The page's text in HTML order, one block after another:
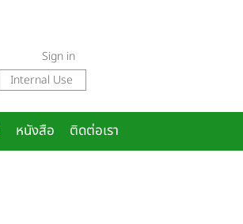
Sign in
Internal Use
หนังสือ ติดต่อเรา